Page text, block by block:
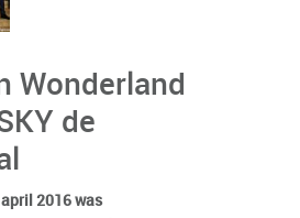
Wonderland
de
2016 was